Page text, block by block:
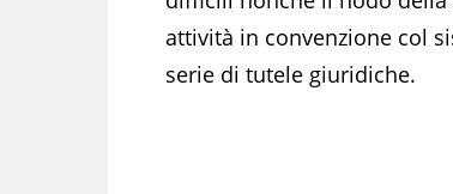
attività in convenzione col
serie di tutele giuridiche.